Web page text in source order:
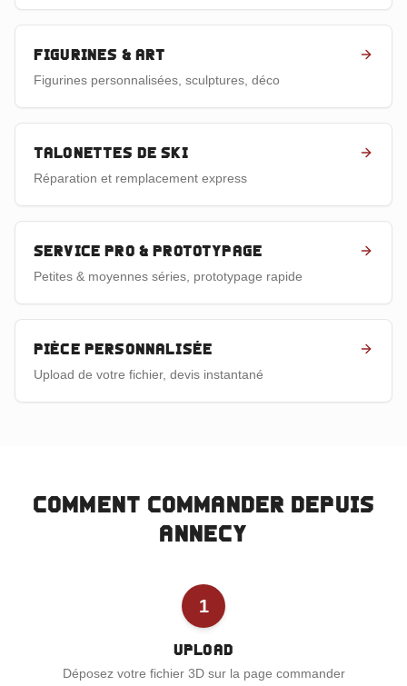
Figurines & art
Figurines personnalisées, sculptures, déco
Talonettes de ski
Réparation et remplacement express
Service pro & prototypage
Petites & moyennes séries, prototypage rapide
Pièce personnalisée
Upload de votre fichier, devis instantané
Comment commander depuis
Annecy
1
Upload
Déposez votre fichier 3D sur la page commander